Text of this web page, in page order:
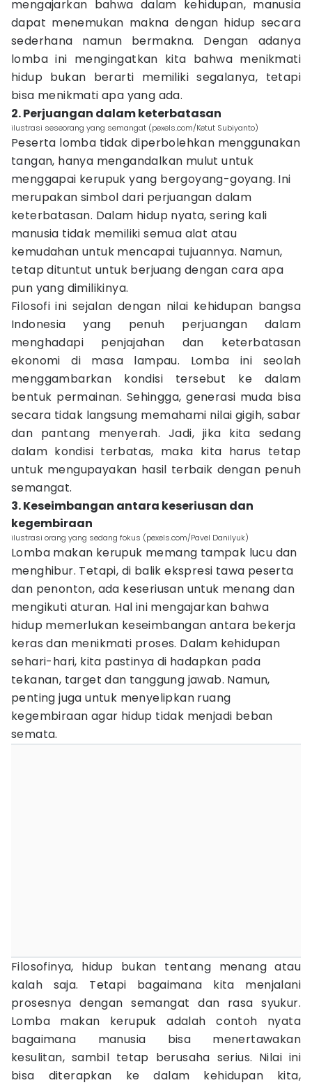
mengajarkan bahwa dalam kehidupan, manusia
dapat menemukan makna dengan hidup secara
sederhana namun bermakna. Dengan adanya
lomba ini mengingatkan kita bahwa menikmati
hidup bukan berarti memiliki segalanya, tetapi
bisa menikmati apa yang ada.
2. Perjuangan dalam keterbatasan
ilustrasi seseorang yang semangat (pexels.com/Ketut Subiyanto)
Peserta lomba tidak diperbolehkan menggunakan
tangan, hanya mengandalkan mulut untuk
menggapai kerupuk yang bergoyang-goyang. Ini
merupakan simbol dari perjuangan dalam
keterbatasan. Dalam hidup nyata, sering kali
manusia tidak memiliki semua alat atau
kemudahan untuk mencapai tujuannya. Namun,
tetap dituntut untuk berjuang dengan cara apa
pun yang dimilikinya.
Filosofi ini sejalan dengan nilai kehidupan bangsa
Indonesia yang penuh perjuangan dalam
menghadapi penjajahan dan keterbatasan
ekonomi di masa lampau. Lomba ini seolah
menggambarkan kondisi tersebut ke dalam
bentuk permainan. Sehingga, generasi muda bisa
secara tidak langsung memahami nilai gigih, sabar
dan pantang menyerah. Jadi, jika kita sedang
dalam kondisi terbatas, maka kita harus tetap
untuk mengupayakan hasil terbaik dengan penuh
semangat.
3. Keseimbangan antara keseriusan dan
kegembiraan
ilustrasi orang yang sedang fokus (pexels.com/Pavel Danilyuk)
Lomba makan kerupuk memang tampak lucu dan
menghibur. Tetapi, di balik ekspresi tawa peserta
dan penonton, ada keseriusan untuk menang dan
mengikuti aturan. Hal ini mengajarkan bahwa
hidup memerlukan keseimbangan antara bekerja
keras dan menikmati proses. Dalam kehidupan
sehari-hari, kita pastinya di hadapkan pada
tekanan, target dan tanggung jawab. Namun,
penting juga untuk menyelipkan ruang
kegembiraan agar hidup tidak menjadi beban
semata.
Filosofinya, hidup bukan tentang menang atau
kalah saja. Tetapi bagaimana kita menjalani
prosesnya dengan semangat dan rasa syukur.
Lomba makan kerupuk adalah contoh nyata
bagaimana manusia bisa menertawakan
kesulitan, sambil tetap berusaha serius. Nilai ini
bisa diterapkan ke dalam kehidupan kita,